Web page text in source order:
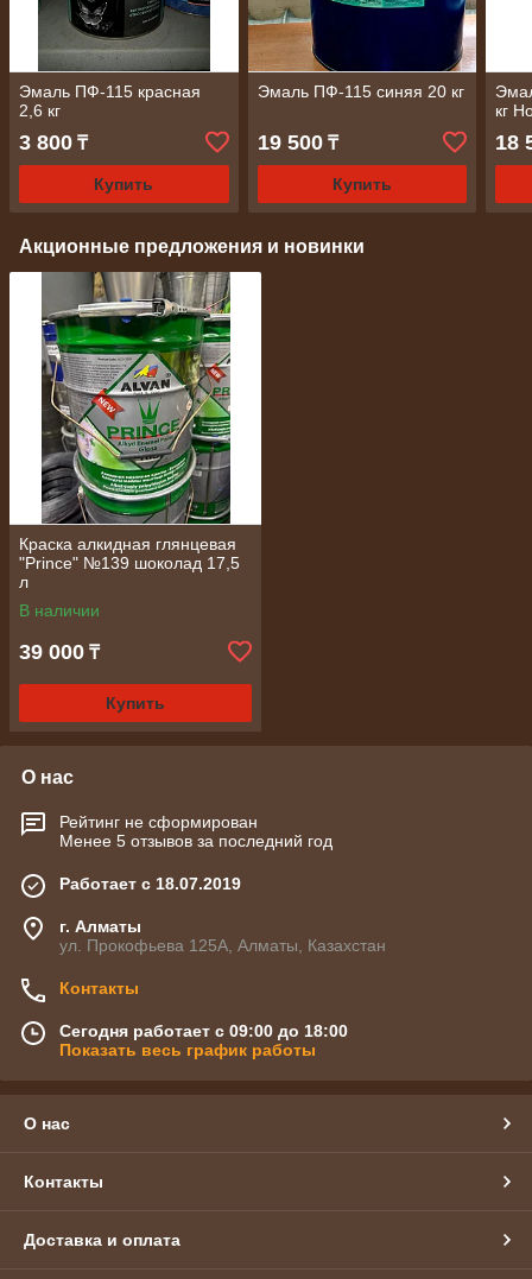
Эмаль ПФ-115 красная
2,6 кг
3 800 ₸
Купить
Эмаль ПФ-115 синяя 20 кг
19 500₸
Купить
кг
18
Акционные предложения и новинки
Краска алкидная глянцевая
"Prince" №139 шоколад 17,5
л
В наличии
39 000 ₸
Купить
О нас
Рейтинг не сформирован
Менее 5 отзывов за последний год
Работает с 18.07.2019
г. Алматы
ул. Прокофьева 125А, Алматы, Казахстан
Контакты
Сегодня работает с 09:00 до 18:00
Показать весь график работы
О нас
Контакты
Доставка и оплата